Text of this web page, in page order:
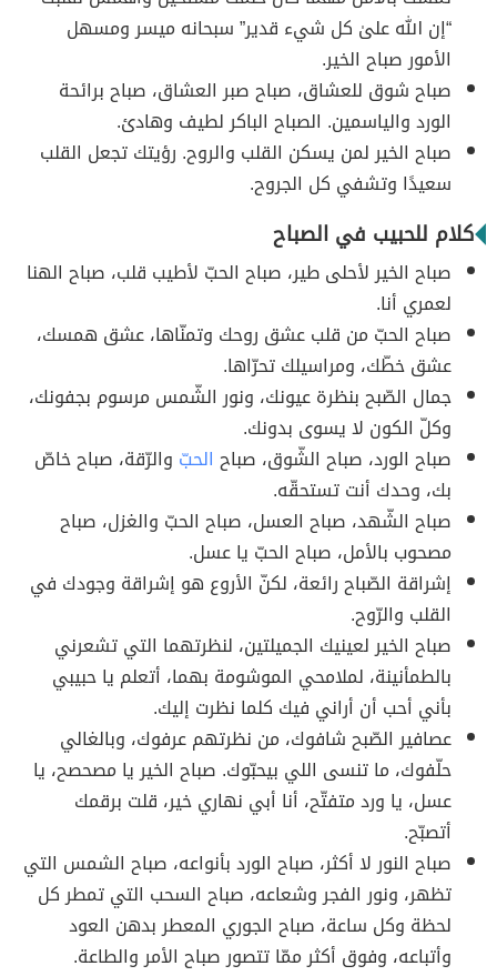
“إن الله علىٰ کل شيء قدير” سبحانه ميسر ومسهل
الأمور صباح الخير.
صباح شوق للعشاق، صباح صبر العشاق، صباح برائحة
الورد والياسمين. الصباح الباكر لطيف وهادئ.
صباح الخير لمن يسكن القلب والروح. رؤيتك تجعل القلب
سعيدًا وتشفي كل الجروح.
كلام للحبيب في الصباح
صباح الخير لأحلى طير، صباح الحبّ لأطيب قلب، صباح الهنا
لعمري أنا.
صباح الحبّ من قلب عشق روحك وتمنّاها، عشق همسك،
عشق خطّك، ومراسيلك تحرّاها.
جمال الصّبح بنظرة عيونك، ونور الشّمس مرسوم بجفونك،
وكلّ الكون لا يسوى بدونك.
صباح الورد، صباح الشّوق، صباح الحبّ والرّقة، صباح خاصّ
بك، وحدك أنت تستحقّه.
صباح الشّهد، صباح العسل، صباح الحبّ والغزل، صباح
مصحوب بالأمل، صباح الحبّ يا عسل.
إشراقة الصّباح رائعة، لكنّ الأروع هو إشراقة وجودك في
القلب والرّوح.
صباح الخير لعينيك الجميلتين، لنظرتهما التي تشعرني
بالطمأنينة، لملامحي الموشومة بهما، أتعلم يا حبيبي
بأني أحب أن أراني فيك كلما نظرت إليك.
عصافير الصّبح شافوك، من نظرتهم عرفوك، وبالغالي
حلّفوك، ما تنسى اللي بيحبّوك. صباح الخير يا مصحصح، يا
عسل، يا ورد متفتّح، أنا أبي نهاري خير، قلت برقمك
أتصبّح.
صباح النور لا أكثر، صباح الورد بأنواعه، صباح الشمس التي
تظهر، ونور الفجر وشعاعه، صباح السحب التي تمطر كل
لحظة وكل ساعة، صباح الجوري المعطر بدهن العود
وأتباعه، وفوق أكثر ممّا تتصور صباح الأمر والطاعة.